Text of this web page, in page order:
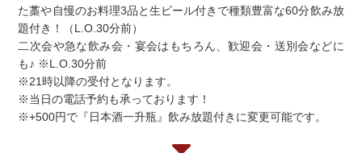
た藁や自慢のお料理3品と生ビール付きで種類豊富な60分飲み放
題付き！（L.O.30分前）
二次会や急な飲み会・宴会はもちろん、歓迎会・送別会などに
も♪ ※L.O.30分前
※21時以降の受付となります。
※当日の電話予約も承っております！
※+500円で『日本酒一升瓶』飲み放題付きに変更可能です。